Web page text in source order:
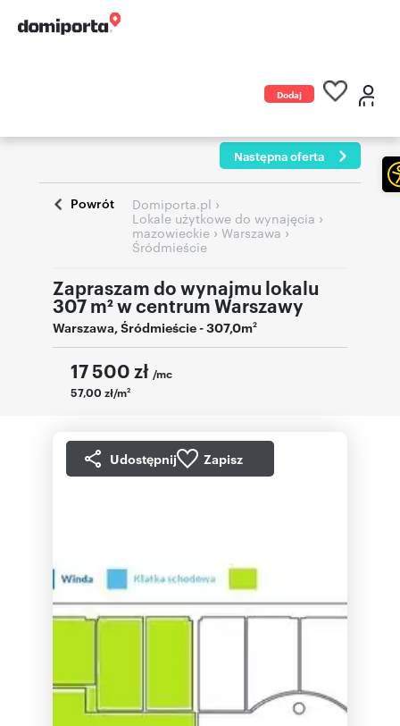
Dodaj
Następna oferta
Powrót Domiporta.pl ›
Lokale użytkowe do wynajęcia ›
mazowieckie › Warszawa ›
Śródmieście
Zapraszam do wynajmu lokalu
307 m² w centrum Warszawy
Warszawa,Śródmieście- 307,0m2
17 500 zł /mc
57,00 zł/m2
Udostępnij Zapisz